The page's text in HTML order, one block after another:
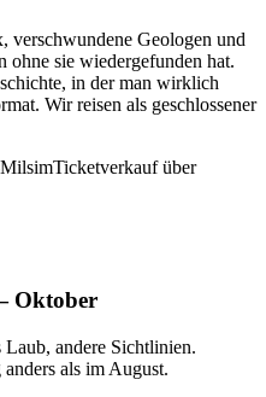
verschwundene Geologen und
ohne sie wiedergefunden hat.
in der man wirklich
Wir reisen als geschlossener
Ticketverkauf über
Oktober
Laub, andere Sichtlinien.
als im August.